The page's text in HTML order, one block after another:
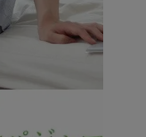
カタログギフト